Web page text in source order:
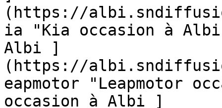
(https://
ia "Kia occasion à
Albi ]
(https://
eapmotor "Leapmotor
occasion à Albi ]